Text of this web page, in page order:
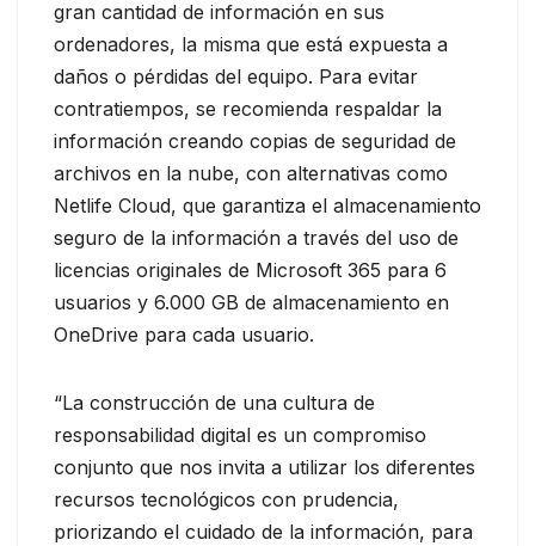
gran cantidad de información en sus
ordenadores, la misma que está expuesta a
daños o pérdidas del equipo. Para evitar
contratiempos, se recomienda respaldar la
información creando copias de seguridad de
archivos en la nube, con alternativas como
Netlife Cloud, que garantiza el almacenamiento
seguro de la información a través del uso de
licencias originales de Microsoft 365 para 6
usuarios y 6.000 GB de almacenamiento en
OneDrive para cada usuario.
“La construcción de una cultura de
responsabilidad digital es un compromiso
conjunto que nos invita a utilizar los diferentes
recursos tecnológicos con prudencia,
priorizando el cuidado de la información, para